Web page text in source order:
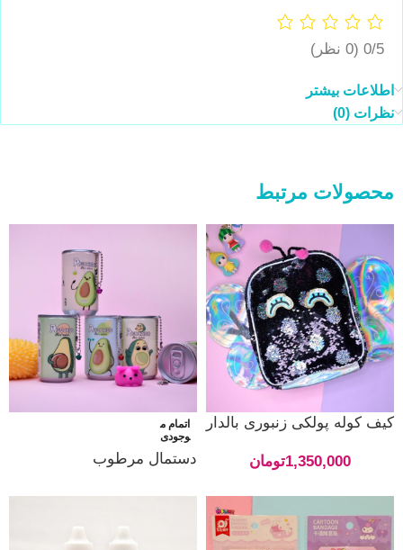
0/5 (0 نظر)
اطلاعات بیشتر
نظرات (0)
محصولات مرتبط
کیف کوله پولکی زنبوری بالدار
1,350,000تومان
اتمام م
وجودی
دستمال مرطوب